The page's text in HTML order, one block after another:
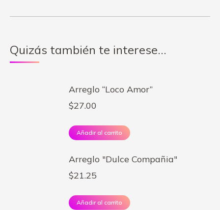
Quizás también te interese…
Arreglo “Loco Amor”
$27.00
Añadir al carrito
Arreglo "Dulce Compañia"
$21.25
Añadir al carrito